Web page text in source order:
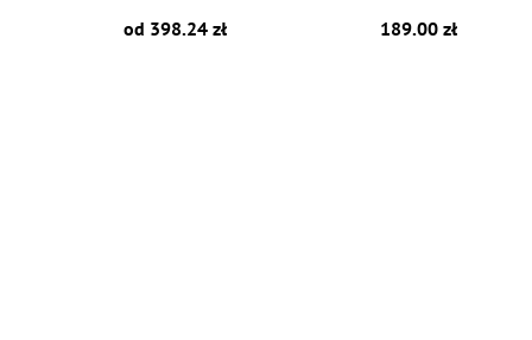
od 398.24 zł
189.00 zł